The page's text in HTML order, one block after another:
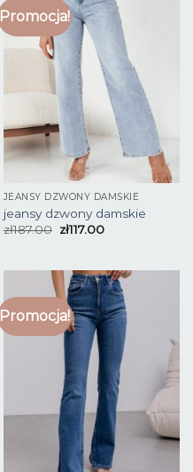
Promocja!
JEANSY DZWONY DAMSKIE
jeansy dzwony damskie
zł187.00 zł117.00
Promocja!